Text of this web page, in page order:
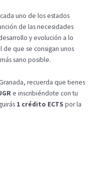
uno de los estados
de las necesidades
y evolución a lo
que se consigan unos
sano posible.
recuerda que tienes
e inscribiéndote con tu
1 crédito ECTS por la